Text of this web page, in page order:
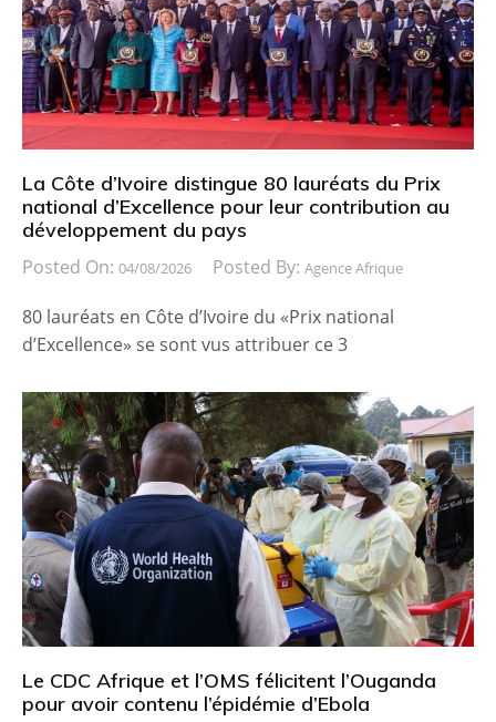
La Côte d’Ivoire distingue 80 lauréats du Prix
national d’Excellence pour leur contribution au
développement du pays
Posted On: 04/08/2026 Posted By: Agence Afrique
80 lauréats en Côte d’Ivoire du «Prix national
d’Excellence» se sont vus attribuer ce 3
Le CDC Afrique et l’OMS félicitent l’Ouganda
pour avoir contenu l’épidémie d’Ebola